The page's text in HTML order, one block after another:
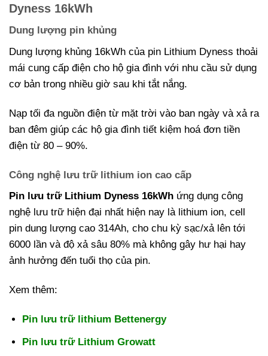
Dyness 16kWh
Dung lượng pin khủng
Dung lượng khủng 16kWh của pin Lithium Dyness thoải
mái cung cấp điện cho hộ gia đình với nhu cầu sử dụng
cơ bản trong nhiều giờ sau khi tắt nắng.
Nạp tối đa nguồn điện từ mặt trời vào ban ngày và xả ra
ban đêm giúp các hộ gia đình tiết kiệm hoá đơn tiền
điện từ 80 – 90%.
Công nghệ lưu trữ lithium ion cao cấp
Pin lưu trữ Lithium Dyness 16kWh ứng dụng công
nghệ lưu trữ hiện đại nhất hiện nay là lithium ion, cell
pin dung lượng cao 314Ah, cho chu kỳ sạc/xả lên tới
6000 lần và độ xả sâu 80% mà không gây hư hại hay
ảnh hưởng đến tuổi thọ của pin.
Xem thêm:
Pin lưu trữ lithium Bettenergy
Pin lưu trữ Lithium Growatt